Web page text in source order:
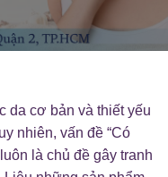
da cơ bản và thiết yếu
nhiên, vấn đề “Có
là chủ đề gây tranh